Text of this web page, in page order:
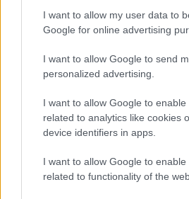
I want to allow my user data to
Google for online advertising
I want to allow Google to send
personalized advertising.
I want to allow Google to enable
related to analytics like cookies
device identifiers in apps.
I want to allow Google to enable
related to functionality of the
fine agosto
Aggius conquista la
amate dell’estate 2026